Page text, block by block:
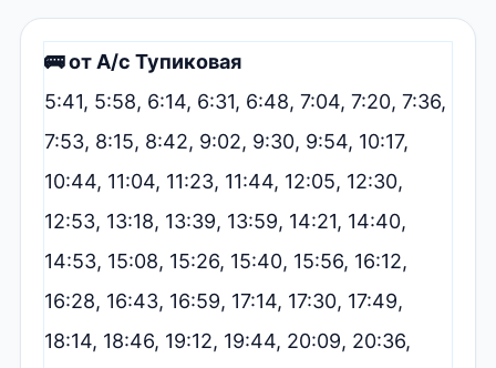
🚌 от А/с Тупиковая
5:41, 5:58, 6:14, 6:31, 6:48, 7:04, 7:20, 7:36,
7:53, 8:15, 8:42, 9:02, 9:30, 9:54, 10:17,
10:44, 11:04, 11:23, 11:44, 12:05, 12:30,
12:53, 13:18, 13:39, 13:59, 14:21, 14:40,
14:53, 15:08, 15:26, 15:40, 15:56, 16:12,
16:28, 16:43, 16:59, 17:14, 17:30, 17:49,
18:14, 18:46, 19:12, 19:44, 20:09, 20:36,